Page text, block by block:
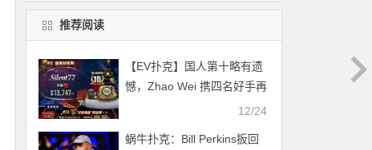
推荐阅读
【EV扑克】国人第十略有遗
憾，Zhao Wei 携四名好手再
度冲击首枚金戒指！本周巨
12/24
蜗牛扑克：Bill Perkins扳回